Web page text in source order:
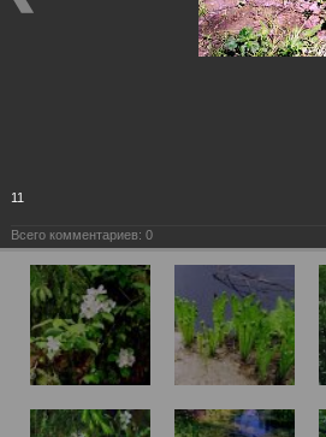
11
Всего комментариев: 0